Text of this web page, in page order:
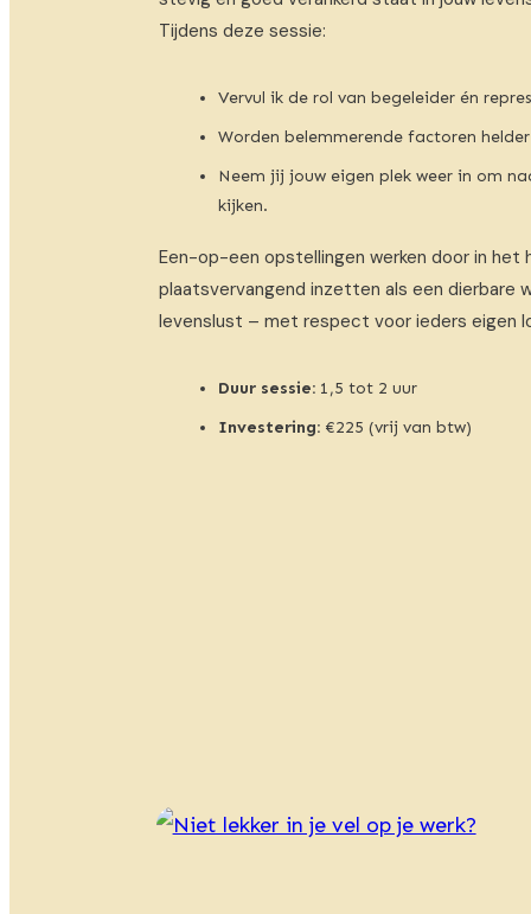
Tijdens deze sessie:
Vervul ik de rol van begeleider én
Worden belemmerende factoren
Neem jij jouw eigen plek weer in om
kijken.
Een-op-een opstellingen werken door in het
plaatsvervangend inzetten als een dierbare
levenslust – met respect voor ieders eigen
Duur sessie: 1,5 tot 2 uur
Investering: €225 (vrij van btw)